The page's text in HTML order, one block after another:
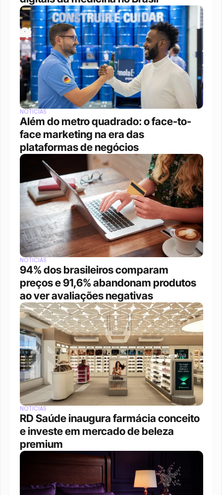
NOTÍCIAS
Além do metro quadrado: o face-to-
face marketing na era das
plataformas de negócios
NOTÍCIAS
94% dos brasileiros comparam
preços e 91,6% abandonam produtos
ao ver avaliações negativas
NOTÍCIAS
RD Saúde inaugura farmácia conceito
e investe em mercado de beleza
premium